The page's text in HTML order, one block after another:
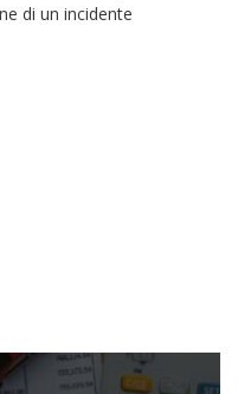
di un incidente